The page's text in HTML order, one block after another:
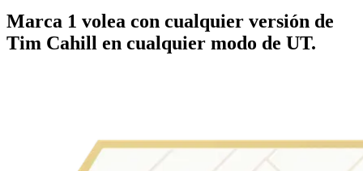
Marca 1 volea con cualquier versión de
Tim Cahill en cualquier modo de UT.